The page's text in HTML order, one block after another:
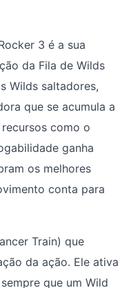
3 é a sua
da Fila de Wilds
Wilds saltadores,
que se acumula a
como o
ganha
os melhores
conta para
Train) que
da ação. Ele ativa
que um Wild